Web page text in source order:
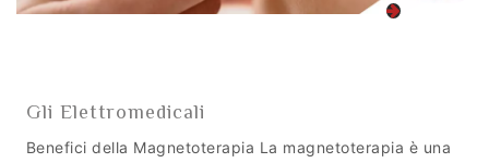
Gli Elettromedicali
Benefici della Magnetoterapia La magnetoterapia è una